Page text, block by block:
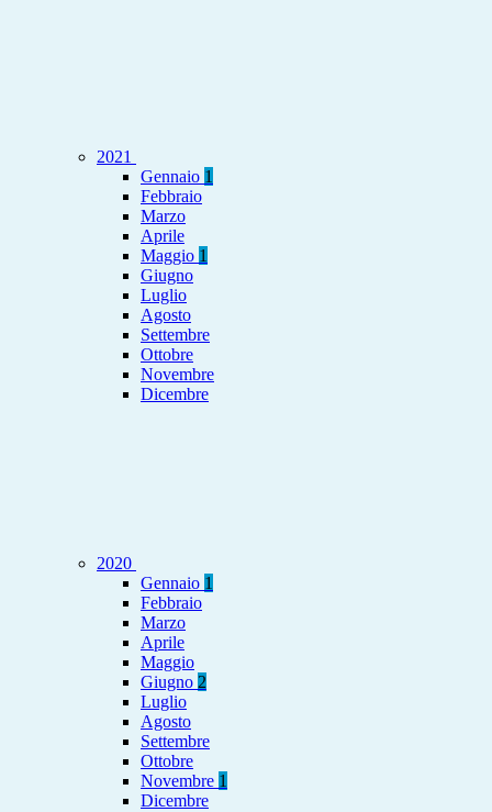
2021
Gennaio 1
Febbraio
Marzo
Aprile
Maggio 1
Giugno
Luglio
Agosto
Settembre
Ottobre
Novembre
Dicembre
2020
Gennaio 1
Febbraio
Marzo
Aprile
Maggio
Giugno 2
Luglio
Agosto
Settembre
Ottobre
Novembre 1
Dicembre